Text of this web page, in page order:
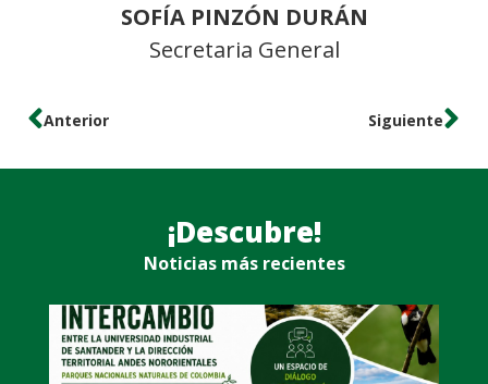
SOFÍA PINZÓN DURÁN
Secretaria General
Anterior Siguiente
¡Descubre!
Noticias más recientes